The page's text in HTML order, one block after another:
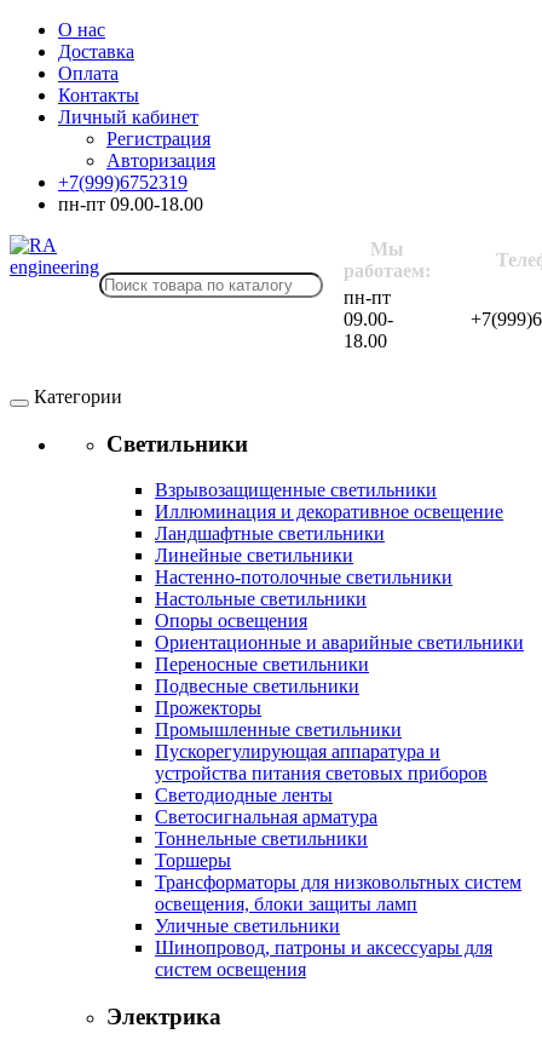
О нас
Доставка
Оплата
Контакты
Личный кабинет
Регистрация
Авторизация
+7(999)6752319
пн-пт 09.00-18.00
Мы
работаем:
пн-пт
09.00-
18.00
Категории
Светильники
Взрывозащищенные светильники
Иллюминация и декоративное освещение
Ландшафтные светильники
Линейные светильники
Настенно-потолочные светильники
Настольные светильники
Опоры освещения
Ориентационные и аварийные светильники
Переносные светильники
Подвесные светильники
Прожекторы
Промышленные светильники
Пускорегулирующая аппаратура и
устройства питания световых приборов
Светодиодные ленты
Светосигнальная арматура
Тоннельные светильники
Торшеры
Трансформаторы для низковольтных систем
освещения, блоки защиты ламп
Уличные светильники
Шинопровод, патроны и аксессуары для
систем освещения
Электрика